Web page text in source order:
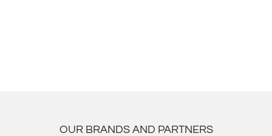
OUR BRANDS AND PARTNERS